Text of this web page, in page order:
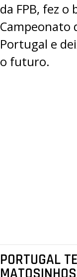
da FPB, fez o
Campeonato
Portugal e
o futuro.
PORTUGAL